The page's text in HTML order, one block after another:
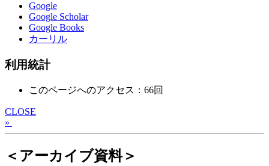
Google
Google Scholar
Google Books
カーリル
利用統計
このページへのアクセス：66回
CLOSE
»
＜アーカイブ資料＞